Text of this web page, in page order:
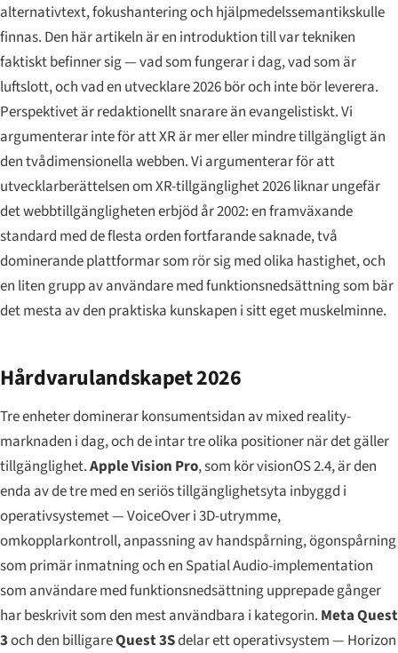
alternativtext, fokushantering och hjälpmedelssemantikskulle
finnas. Den här artikeln är en introduktion till var tekniken
faktiskt befinner sig — vad som fungerar i dag, vad som är
luftslott, och vad en utvecklare 2026 bör och inte bör leverera.
Perspektivet är redaktionellt snarare än evangelistiskt. Vi
argumenterar inte för att XR är mer eller mindre tillgängligt än
den tvådimensionella webben. Vi argumenterar för att
utvecklarberättelsen om XR-tillgänglighet 2026 liknar ungefär
det webbtillgängligheten erbjöd år 2002: en framväxande
standard med de flesta orden fortfarande saknade, två
dominerande plattformar som rör sig med olika hastighet, och
en liten grupp av användare med funktionsnedsättning som bär
det mesta av den praktiska kunskapen i sitt eget muskelminne.
Hårdvarulandskapet 2026
Tre enheter dominerar konsumentsidan av mixed reality-
marknaden i dag, och de intar tre olika positioner när det gäller
tillgänglighet.Apple Vision Pro, som kör visionOS 2.4, är den
enda av de tre med en seriös tillgänglighetsyta inbyggd i
operativsystemet — VoiceOver i 3D-utrymme,
omkopplarkontroll, anpassning av handspårning, ögonspårning
som primär inmatning och en Spatial Audio-implementation
som användare med funktionsnedsättning upprepade gånger
har beskrivit som den mest användbara i kategorin. Meta Quest
3och den billigareQuest 3Sdelar ett operativsystem — Horizon